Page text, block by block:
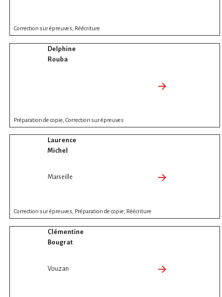
Correction sur épreuves, Réécriture
Delphine
Rouba
Préparation de copie, Correction sur épreuves
Laurence
Michel
Marseille
Correction sur épreuves, Préparation de copie, Réécriture
Clémentine
Bougrat
Vouzan